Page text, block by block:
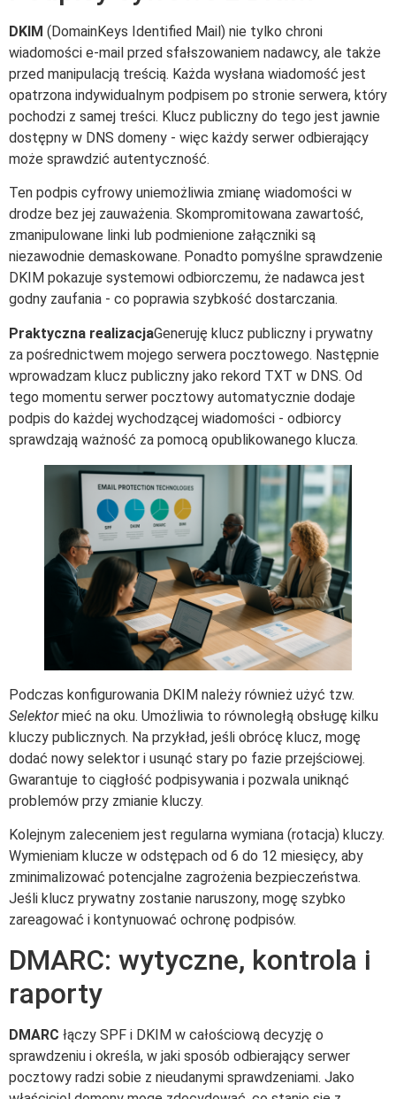
DKIM (DomainKeys Identified Mail) nie tylko chroni
wiadomości e-mail przed sfałszowaniem nadawcy, ale także
przed manipulacją treścią. Każda wysłana wiadomość jest
opatrzona indywidualnym podpisem po stronie serwera, który
pochodzi z samej treści. Klucz publiczny do tego jest jawnie
dostępny w DNS domeny - więc każdy serwer odbierający
może sprawdzić autentyczność.
Ten podpis cyfrowy uniemożliwia zmianę wiadomości w
drodze bez jej zauważenia. Skompromitowana zawartość,
zmanipulowane linki lub podmienione załączniki są
niezawodnie demaskowane. Ponadto pomyślne sprawdzenie
DKIM pokazuje systemowi odbiorczemu, że nadawca jest
godny zaufania - co poprawia szybkość dostarczania.
Praktyczna realizacjaGeneruję klucz publiczny i prywatny
za pośrednictwem mojego serwera pocztowego. Następnie
wprowadzam klucz publiczny jako rekord TXT w DNS. Od
tego momentu serwer pocztowy automatycznie dodaje
podpis do każdej wychodzącej wiadomości - odbiorcy
sprawdzają ważność za pomocą opublikowanego klucza.
Podczas konfigurowania DKIM należy również użyć tzw.
Selektormieć na oku. Umożliwia to równoległą obsługę kilku
kluczy publicznych. Na przykład, jeśli obrócę klucz, mogę
dodać nowy selektor i usunąć stary po fazie przejściowej.
Gwarantuje to ciągłość podpisywania i pozwala uniknąć
problemów przy zmianie kluczy.
Kolejnym zaleceniem jest regularna wymiana (rotacja) kluczy.
Wymieniam klucze w odstępach od 6 do 12 miesięcy, aby
zminimalizować potencjalne zagrożenia bezpieczeństwa.
Jeśli klucz prywatny zostanie naruszony, mogę szybko
zareagować i kontynuować ochronę podpisów.
DMARC: wytyczne, kontrola i
raporty
DMARC łączy SPF i DKIM w całościową decyzję o
sprawdzeniu i określa, w jaki sposób odbierający serwer
pocztowy radzi sobie z nieudanymi sprawdzeniami. Jako